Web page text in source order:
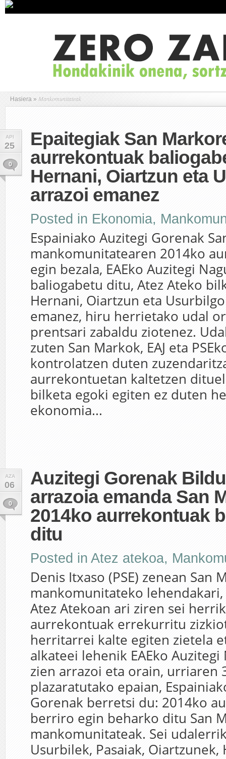
Hasiera » Mankomunitateak
API
25
0
Epaitegiak San
aurrekontuak
Hernani, Oiartzun eta
arrazoi emanez
Posted in Ekonomia,
Espainiako Auzitegi Gorenak
mankomunitatearen 2014ko
egin bezala, EAEko Auzitegi
baliogabetu ditu, Atez Ateko
Hernani, Oiartzun eta
emanez, hiru herrietako udal
prentsari zabaldu ziotenez.
zuten San Markok, EAJ eta
kontrolatzen duten
aurrekontuetan kaltetzen
bilketa egoki egiten ez duten
ekonomia...
AZA
06
0
Auzitegi Gorenak
arrazoia emanda San
2014ko aurrekontuak
ditu
Posted in Atez atekoa,
Denis Itxaso (PSE) zenean San
mankomunitateko
Atez Atekoan ari ziren sei
aurrekontuak errekurritu
herritarrei kalte egiten zietela
alkateei lehenik EAEko Auzitegi
zien arrazoi eta orain, urriaren
plazaratutako epaian,
Gorenak berretsi du: 2014ko
berriro egin beharko ditu San
mankomunitateak. Sei
Usurbilek, Pasaiak, Oiartzunek,